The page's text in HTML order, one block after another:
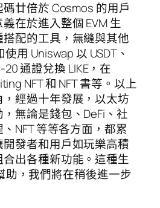
廿倍於 Cosmos 的用戶
在於進入整個 EVM 生
配的工具，無縫與其他
用 Uniswap 以 USDT、
20 通證兌換 LIKE，在
NFT 和 NFT 書等。以上
經過十年發展，以太坊
無論是錢包、DeFi、社
NFT 等等各方面，都累
發者和用戶如玩樂高積
出各種新功能。這種生
助，我們將在稍後進一步